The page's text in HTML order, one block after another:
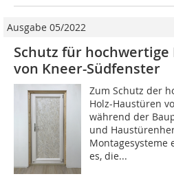
Ausgabe 05/2022
Schutz für
von Kneer-Südfenster
Zum Schutz der
Holz-Haustüren
während der
und
Montagesysteme
es, die...